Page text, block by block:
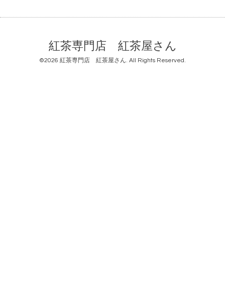
紅茶専門店 紅茶屋さん
©2026 紅茶専門店 紅茶屋さん. All Rights Reserved.